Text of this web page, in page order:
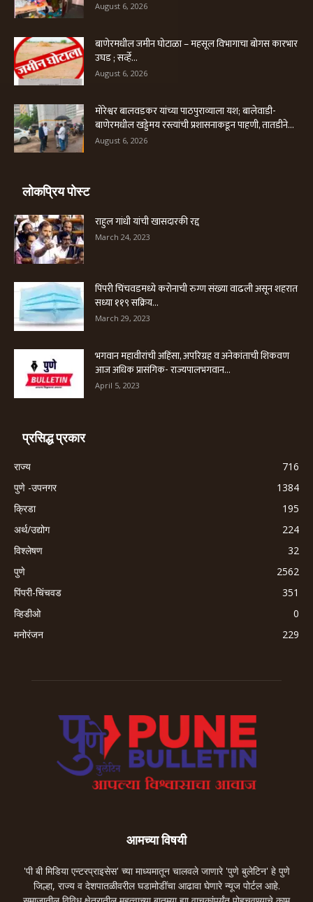
August 6, 2026
बाणेरमधील जमीन घोटाळा – महसूल विभागाचा बोगस कारभार
उघड ; सर्व्हे...
August 6, 2026
मोरेश्वर बालवडकर यांच्या पाठपुराव्याला यश; बालेवाडी-
बाणेरमधील खड्डेमय रस्त्यांची प्रशासनाकडून पाहणी, तातडीने...
August 6, 2026
लोकप्रिय पोस्ट
राहुल गांधी यांची खासदारकी रद्द
March 24, 2023
पिंपरी चिंचवडमध्ये करोनाची रुग्ण संख्या वाढली असून शहरात
सध्या ११९ सक्रिय...
March 29, 2023
भगवान महावीरांची अहिंसा, अपरिग्रह व अनेकांताची शिकवण
आज अधिक प्रासंगिक- राज्यपालभगवान...
April 5, 2023
प्रसिद्ध प्रकार
राज्य
716
पुणे -उपनगर
1384
क्रिडा
195
अर्थ/उद्योग
224
विश्लेषण
32
पुणे
2562
पिंपरी-चिंचवड
351
व्हिडीओ
0
मनोरंजन
229
आमच्या विषयी
'पी बी मिडिया एन्टरप्राइसेस' च्या माध्यमातून चालवले जाणारे 'पुणे बुलेटिन' हे पुणे
जिल्हा, राज्य व देशपातळीवरील घडामोडींचा आढावा घेणारे न्यूज पोर्टल आहे.